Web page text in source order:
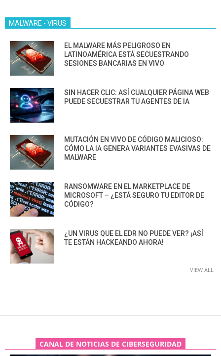
MALWARE - VIRUS
EL MALWARE MÁS PELIGROSO EN
LATINOAMÉRICA ESTÁ SECUESTRANDO
SESIONES BANCARIAS EN VIVO
SIN HACER CLIC: ASÍ CUALQUIER PÁGINA WEB
PUEDE SECUESTRAR TU AGENTES DE IA
MUTACIÓN EN VIVO DE CÓDIGO MALICIOSO:
CÓMO LA IA GENERA VARIANTES EVASIVAS DE
MALWARE
RANSOMWARE EN EL MARKETPLACE DE
MICROSOFT – ¿ESTÁ SEGURO TU EDITOR DE
CÓDIGO?
¿UN VIRUS QUE EL EDR NO PUEDE VER? ¡ASÍ
TE ESTÁN HACKEANDO AHORA!
VIEW ALL
CANAL DE NOTICIAS DE CIBERSEGURIDAD